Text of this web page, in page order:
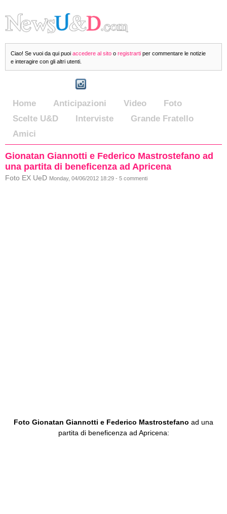
Ciao! Se vuoi da qui puoi accedere al sito o registrarti per commentare le notizie
e interagire con gli altri utenti.
Home Anticipazioni Video
Foto
Scelte U&D
Interviste
Grande Fratello
Amici
Gionatan Giannotti e Federico Mastrostefano ad
una partita di beneficenza ad Apricena
Foto EX UeD Monday, 04/06/2012 18:29 - 5 commenti
Foto Gionatan Giannotti e Federico Mastrostefano ad una
partita di beneficenza ad Apricena: